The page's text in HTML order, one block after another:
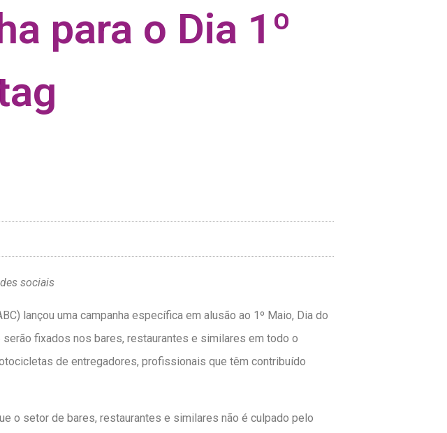
para o Dia 1º
sociais
lançou uma campanha específica em alusão ao 1º Maio, Dia do
fixados nos bares, restaurantes e similares em todo o
de entregadores, profissionais que têm contribuído
o setor de bares, restaurantes e similares não é culpado pelo